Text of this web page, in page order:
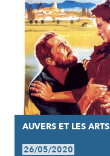
AUVERS ET LES ARTS
26/05/2020